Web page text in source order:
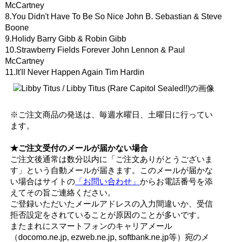
McCartney
8.You Didn't Have To Be So Nice John B. Sebastian & Steve
Boone
9.Holidy Barry Gibb & Robin Gibb
10.Strawberry Fields Forever John Lennon & Paul
McCartney
11.It'll Never Happen Again Tim Hardin
※ご注文商品の発送は、毎週水曜日、土曜日に行ってい
ます。
★ご注文受付のメールが届かない場合
ご注文後通常は数分以内に「ご注文ありがとうございま
す」という自動メールが届きます。このメールが届かな
い場合はサイトの 「お問い合わせ」 からお電話番号を添
えてその旨ご連絡ください。
ご登録いただいたメールアドレスの入力間違いか、受信
拒否設定をされていることが原因のことが多いです。
またまれにスマートフォンのキャリアメール
（docomo.ne.jp, ezweb.ne.jp, softbank.ne.jp等）宛のメ